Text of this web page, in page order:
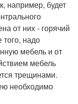
например, будет
от них - горячий
того, надо
мебель и от
мебель
трещинами.
необходимо